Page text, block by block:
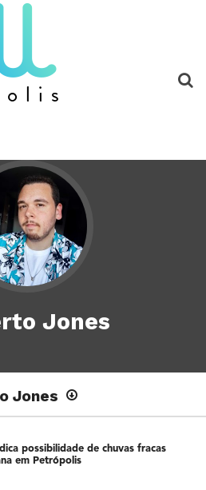
Jones
Jones
possibilidade de chuvas fracas
em Petrópolis